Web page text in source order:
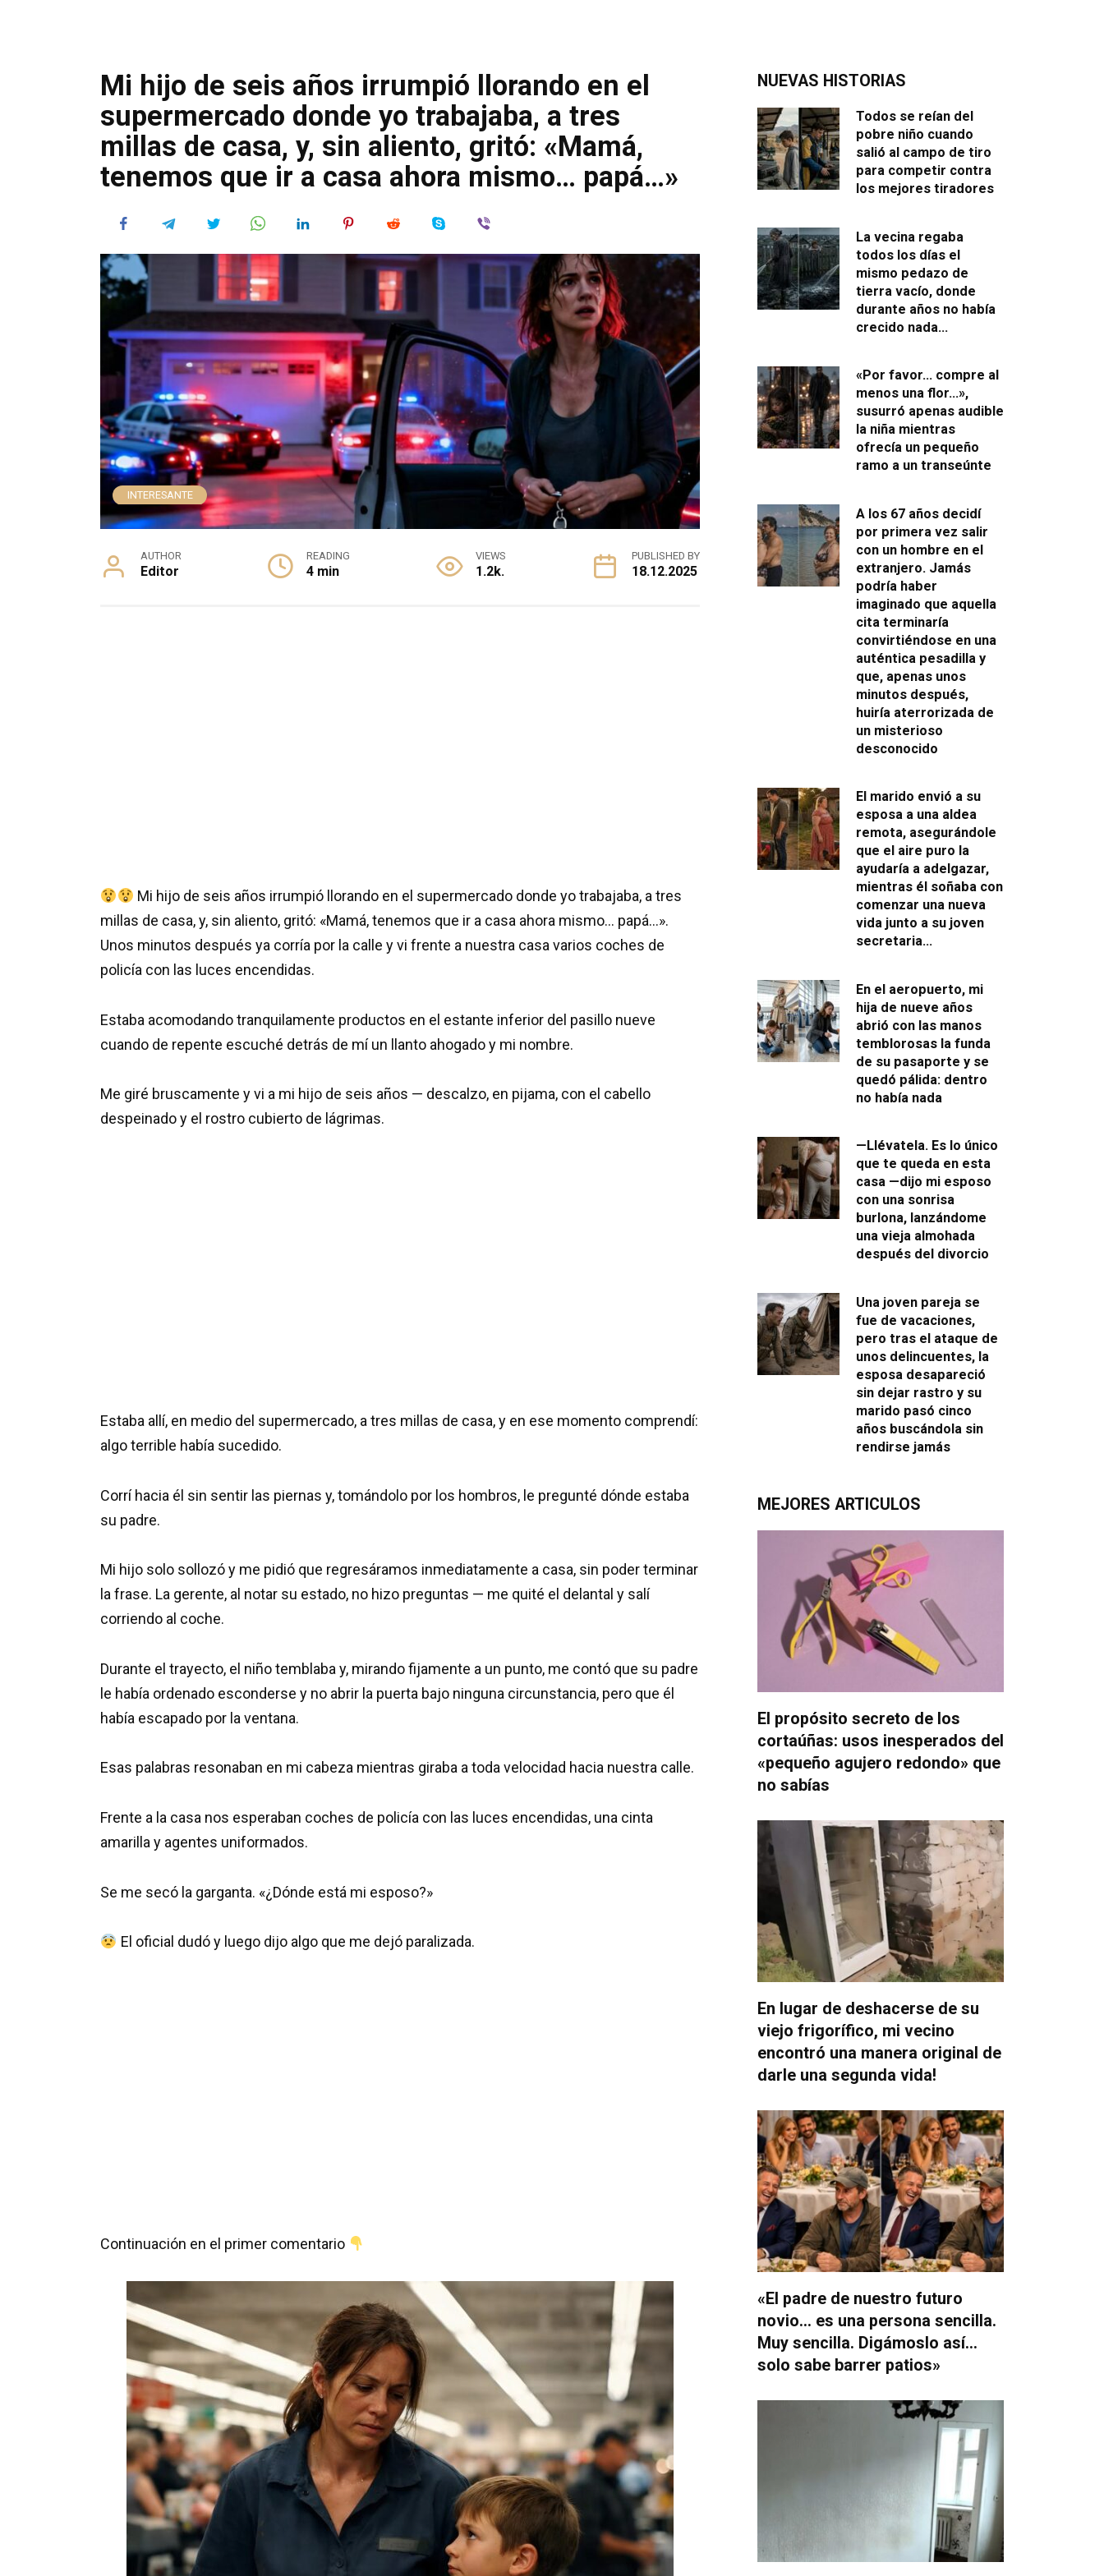
Mi hijo de seis años irrumpió llorando en el
supermercado donde yo trabajaba, a tres
millas de casa, y, sin aliento, gritó: «Mamá,
tenemos que ir a casa ahora mismo… papá…»
INTERESANTE
AUTHOR
Editor
READING
4 min
VIEWS
1.2k.
PUBLISHED BY
18.12.2025
Mi hijo de seis años irrumpió llorando en el supermercado donde yo trabajaba, a tres
millas de casa, y, sin aliento, gritó: «Mamá, tenemos que ir a casa ahora mismo… papá…».
Unos minutos después ya corría por la calle y vi frente a nuestra casa varios coches de
policía con las luces encendidas.
Estaba acomodando tranquilamente productos en el estante inferior del pasillo nueve
cuando de repente escuché detrás de mí un llanto ahogado y mi nombre.
Me giré bruscamente y vi a mi hijo de seis años — descalzo, en pijama, con el cabello
despeinado y el rostro cubierto de lágrimas.
Estaba allí, en medio del supermercado, a tres millas de casa, y en ese momento comprendí:
algo terrible había sucedido.
Corrí hacia él sin sentir las piernas y, tomándolo por los hombros, le pregunté dónde estaba
su padre.
Mi hijo solo sollozó y me pidió que regresáramos inmediatamente a casa, sin poder terminar
la frase. La gerente, al notar su estado, no hizo preguntas — me quité el delantal y salí
corriendo al coche.
Durante el trayecto, el niño temblaba y, mirando fijamente a un punto, me contó que su padre
le había ordenado esconderse y no abrir la puerta bajo ninguna circunstancia, pero que él
había escapado por la ventana.
Esas palabras resonaban en mi cabeza mientras giraba a toda velocidad hacia nuestra calle.
Frente a la casa nos esperaban coches de policía con las luces encendidas, una cinta
amarilla y agentes uniformados.
Se me secó la garganta. «¿Dónde está mi esposo?»
El oficial dudó y luego dijo algo que me dejó paralizada.
Continuación en el primer comentario
NUEVAS HISTORIAS
Todos se reían del
pobre niño cuando
salió al campo de tiro
para competir contra
los mejores tiradores
La vecina regaba
todos los días el
mismo pedazo de
tierra vacío, donde
durante años no había
crecido nada…
«Por favor… compre al
menos una flor…»,
susurró apenas audible
la niña mientras
ofrecía un pequeño
ramo a un transeúnte
A los 67 años decidí
por primera vez salir
con un hombre en el
extranjero. Jamás
podría haber
imaginado que aquella
cita terminaría
convirtiéndose en una
auténtica pesadilla y
que, apenas unos
minutos después,
huiría aterrorizada de
un misterioso
desconocido
El marido envió a su
esposa a una aldea
remota, asegurándole
que el aire puro la
ayudaría a adelgazar,
mientras él soñaba con
comenzar una nueva
vida junto a su joven
secretaria…
En el aeropuerto, mi
hija de nueve años
abrió con las manos
temblorosas la funda
de su pasaporte y se
quedó pálida: dentro
no había nada
—Llévatela. Es lo único
que te queda en esta
casa —dijo mi esposo
con una sonrisa
burlona, lanzándome
una vieja almohada
después del divorcio
Una joven pareja se
fue de vacaciones,
pero tras el ataque de
unos delincuentes, la
esposa desapareció
sin dejar rastro y su
marido pasó cinco
años buscándola sin
rendirse jamás
MEJORES ARTICULOS
El propósito secreto de los
cortaúñas: usos inesperados del
«pequeño agujero redondo» que
no sabías
En lugar de deshacerse de su
viejo frigorífico, mi vecino
encontró una manera original de
darle una segunda vida!
«El padre de nuestro futuro
novio… es una persona sencilla.
Muy sencilla. Digámoslo así…
solo sabe barrer patios»